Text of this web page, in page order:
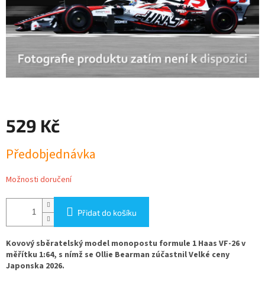
529 Kč
cena:
Předobjednávka
Možnosti doručení
Přidat do košíku
Kovový sběratelský model monopostu formule 1 Haas VF-26 v
měřítku 1:64, s nímž se Ollie Bearman zúčastnil Velké ceny
Japonska 2026.